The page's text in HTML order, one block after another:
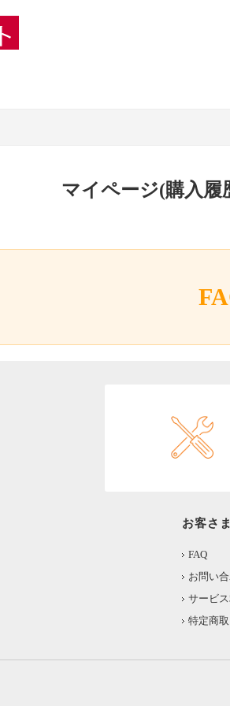
マイページ(購入履
お客さ
FAQ
お問い
サービ
特定商